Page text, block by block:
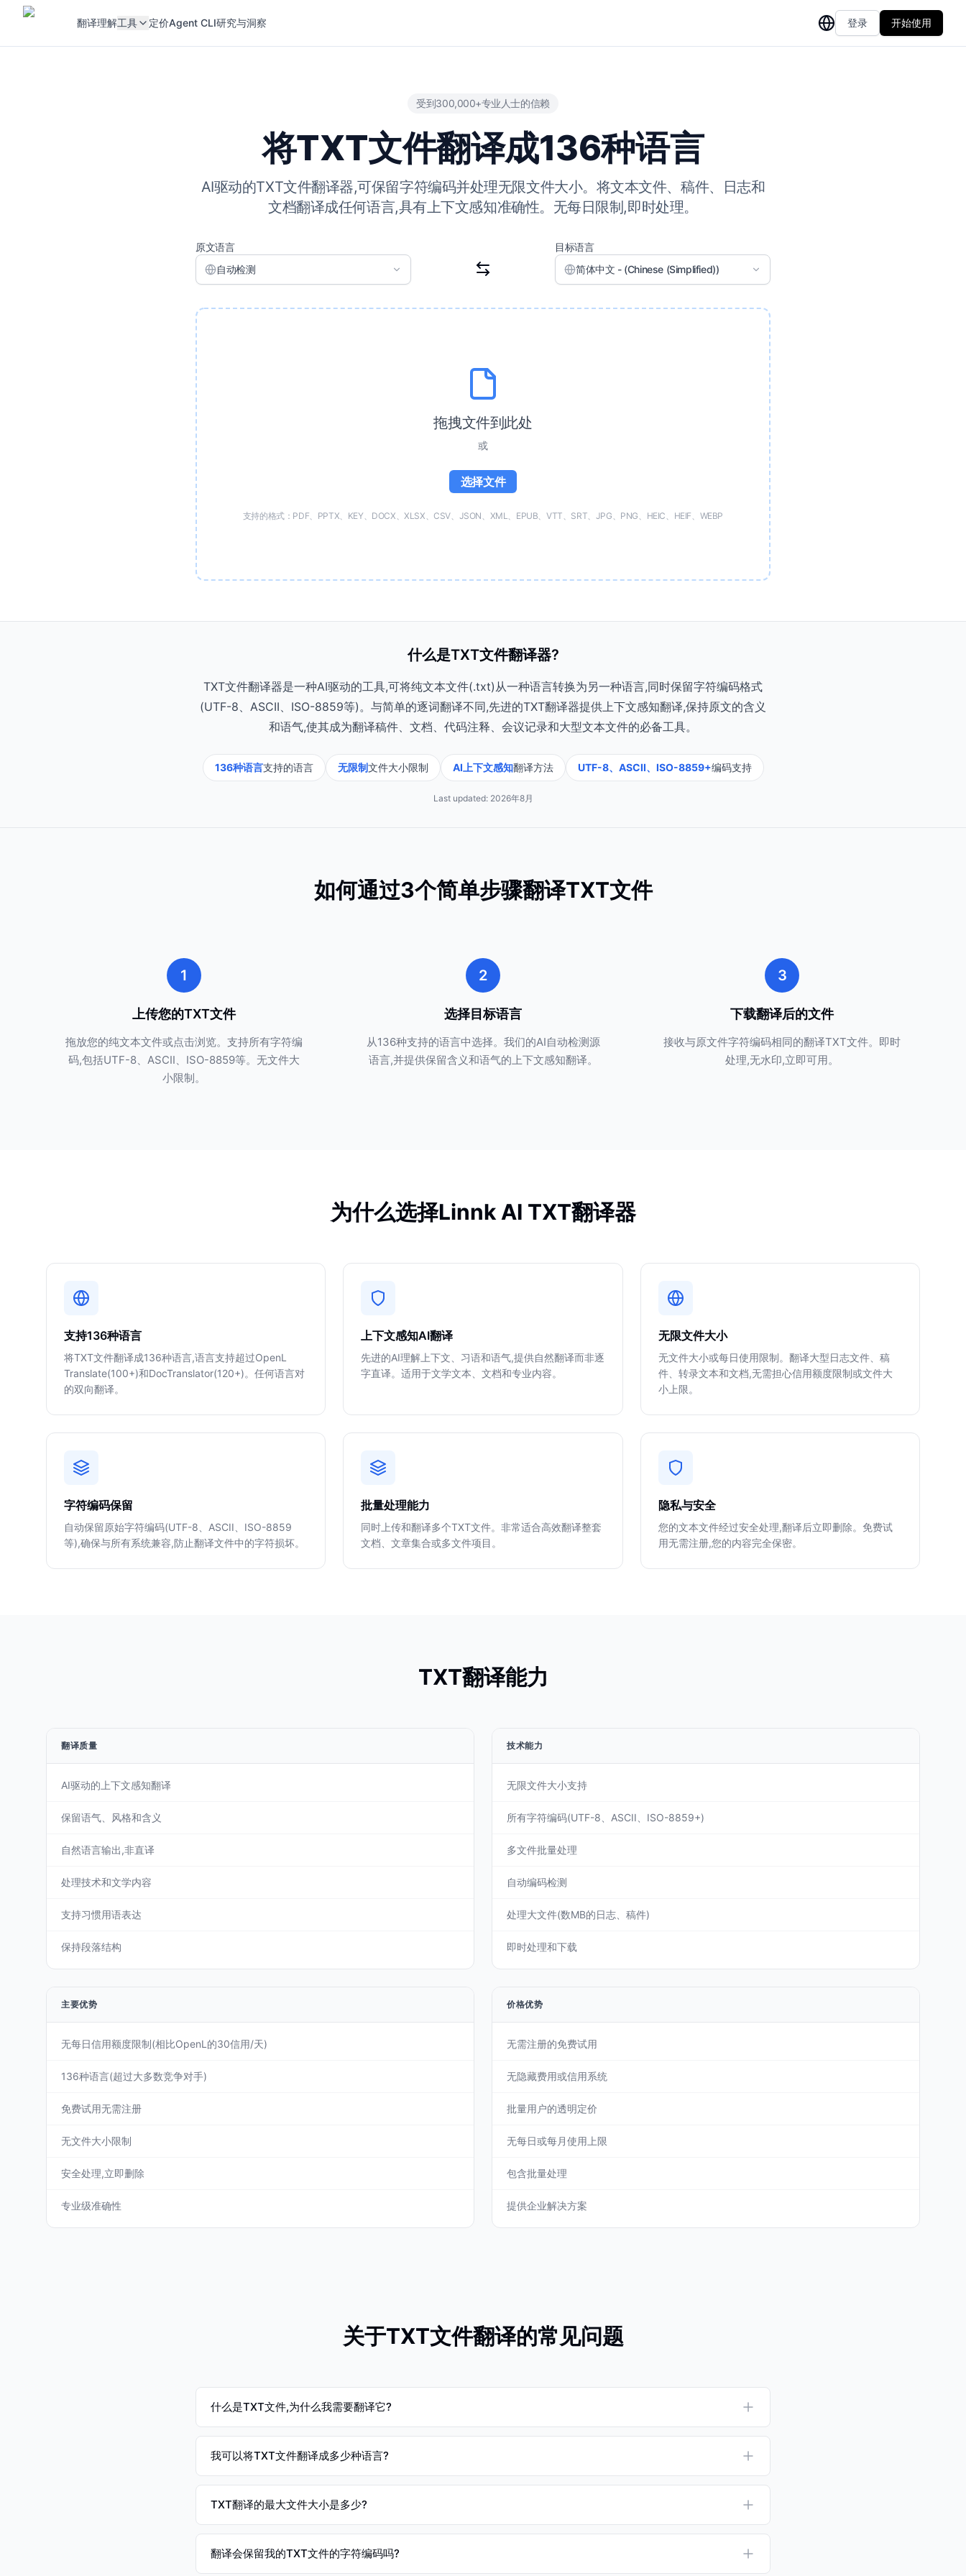
翻译理解工具 定价Agent CLI研究与洞察 登录 开始使用
受到300,000+专业人士的信赖
将TXT文件翻译成136种语言
AI驱动的TXT文件翻译器,可保留字符编码并处理无限文件大小。将文本文件、稿件、日志和
文档翻译成任何语言,具有上下文感知准确性。无每日限制,即时处理。
原文语言
自动检测
目标语言
简体中文 - (Chinese (Simplified))
拖拽文件到此处
或
选择文件
支持的格式：PDF、PPTX、KEY、DOCX、XLSX、CSV、JSON、XML、EPUB、VTT、SRT、JPG、PNG、HEIC、HEIF、WEBP
什么是TXT文件翻译器?
TXT文件翻译器是一种AI驱动的工具,可将纯文本文件(.txt)从一种语言转换为另一种语言,同时保留字符编码格式
(UTF-8、ASCII、ISO-8859等)。与简单的逐词翻译不同,先进的TXT翻译器提供上下文感知翻译,保持原文的含义
和语气,使其成为翻译稿件、文档、代码注释、会议记录和大型文本文件的必备工具。
136种语言支持的语言 无限制文件大小限制 AI上下文感知翻译方法 UTF-8、ASCII、ISO-8859+编码支持
Last updated: 2026年8月
如何通过3个简单步骤翻译TXT文件
1
上传您的TXT文件
拖放您的纯文本文件或点击浏览。支持所有字符编
码,包括UTF-8、ASCII、ISO-8859等。无文件大
小限制。
2
选择目标语言
从136种支持的语言中选择。我们的AI自动检测源
语言,并提供保留含义和语气的上下文感知翻译。
3
下载翻译后的文件
接收与原文件字符编码相同的翻译TXT文件。即时
处理,无水印,立即可用。
为什么选择Linnk AI TXT翻译器
支持136种语言
将TXT文件翻译成136种语言,语言支持超过OpenL
Translate(100+)和DocTranslator(120+)。任何语言对
的双向翻译。
上下文感知AI翻译
先进的AI理解上下文、习语和语气,提供自然翻译而非逐
字直译。适用于文学文本、文档和专业内容。
无限文件大小
无文件大小或每日使用限制。翻译大型日志文件、稿
件、转录文本和文档,无需担心信用额度限制或文件大
小上限。
字符编码保留
自动保留原始字符编码(UTF-8、ASCII、ISO-8859
等),确保与所有系统兼容,防止翻译文件中的字符损坏。
批量处理能力
同时上传和翻译多个TXT文件。非常适合高效翻译整套
文档、文章集合或多文件项目。
隐私与安全
您的文本文件经过安全处理,翻译后立即删除。免费试
用无需注册,您的内容完全保密。
TXT翻译能力
翻译质量
AI驱动的上下文感知翻译
保留语气、风格和含义
自然语言输出,非直译
处理技术和文学内容
支持习惯用语表达
保持段落结构
技术能力
无限文件大小支持
所有字符编码(UTF-8、ASCII、ISO-8859+)
多文件批量处理
自动编码检测
处理大文件(数MB的日志、稿件)
即时处理和下载
主要优势
无每日信用额度限制(相比OpenL的30信用/天)
136种语言(超过大多数竞争对手)
免费试用无需注册
无文件大小限制
安全处理,立即删除
专业级准确性
价格优势
无需注册的免费试用
无隐藏费用或信用系统
批量用户的透明定价
无每日或每月使用上限
包含批量处理
提供企业解决方案
关于TXT文件翻译的常见问题
什么是TXT文件,为什么我需要翻译它?
我可以将TXT文件翻译成多少种语言?
TXT翻译的最大文件大小是多少?
翻译会保留我的TXT文件的字符编码吗?